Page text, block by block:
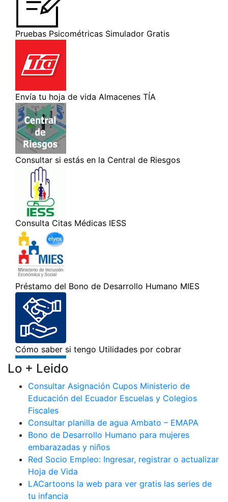
Lo + Leido
Consultar Asignación Cupos Ministerio de
Educación del Ecuador Escuelas y Colegios
Fiscales
Consultar planilla de agua Ambato – EMAPA
Bono de Desarrollo Humano para mujeres
embarazadas y niños
Red Socio Empleo: Ingresar, registrar o actualizar
Hoja de Vida
LACartoons la web para ver gratis las series de
tu infancia